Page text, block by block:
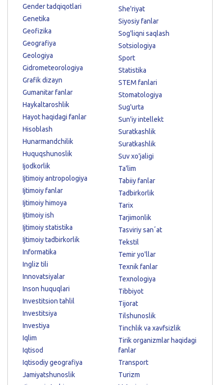
Gender tadqiqotlari
Genetika
Geofizika
Geografiya
Geologiya
Gidrometeorologiya
Grafik dizayn
Gumanitar fanlar
Haykaltaroshlik
Hayot haqidagi fanlar
Hisoblash
Hunarmandchilik
Huquqshunoslik
Ijodkorlik
Ijtimoiy antropologiya
Ijtimoiy fanlar
Ijtimoiy himoya
Ijtimoiy ish
Ijtimoiy statistika
Ijtimoiy tadbirkorlik
Informatika
Ingliz tili
Innovatsiyalar
Inson huquqlari
Investitsion tahlil
Investitsiya
Investiya
Iqlim
Iqtisod
Iqtisodiy geografiya
Jamiyatshunoslik
She'riyat
Siyosiy fanlar
Sog'liqni saqlash
Sotsiologiya
Sport
Statistika
STEM fanlari
Stomatologiya
Sug'urta
Sun'iy intellekt
Suratkashlik
Suratkashlik
Suv xo'jaligi
Ta'lim
Tabiiy fanlar
Tadbirkorlik
Tarix
Tarjimonlik
Tasviriy sanʼat
Tekstil
Temir yo'llar
Texnik fanlar
Texnologiya
Tibbiyot
Tijorat
Tilshunoslik
Tinchlik va xavfsizlik
Tirik organizmlar haqidagi
fanlar
Transport
Turizm